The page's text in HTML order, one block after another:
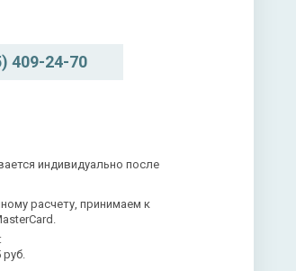
409-24-70
индивидуально после
расчету, принимаем к